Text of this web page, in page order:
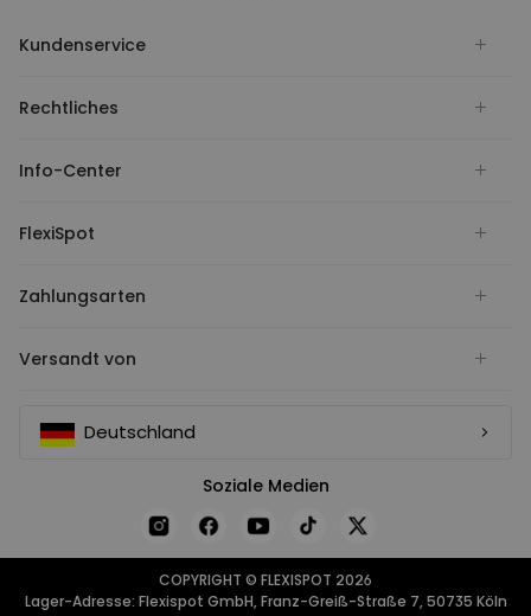
Kundenservice
Rechtliches
Info-Center
FlexiSpot
Zahlungsarten
Versandt von
Deutschland
Soziale Medien
COPYRIGHT © FLEXISPOT 2026
Lager-Adresse: Flexispot GmbH, Franz-Greiß-Straße 7, 50735 Köln